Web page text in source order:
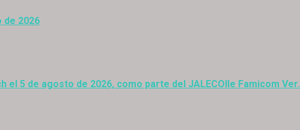
de 2026
el 5 de agosto de 2026, como parte del JALECOlle Famicom Ver.